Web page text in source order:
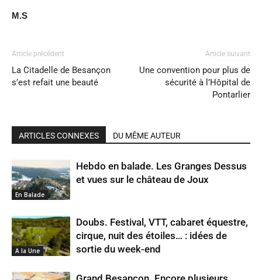
M.S
Article précédent
La Citadelle de Besançon
s’est refait une beauté
Article suivant
Une convention pour plus de
sécurité à l’Hôpital de
Pontarlier
ARTICLES CONNEXES DU MÊME AUTEUR
En Balade
Hebdo en balade. Les Granges Dessus
et vues sur le château de Joux
A la Une
Doubs. Festival, VTT, cabaret équestre,
cirque, nuit des étoiles… : idées de
sortie du week-end